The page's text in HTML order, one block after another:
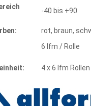
-40 bis +90
rot, braun,
6 lfm / Rolle
4 x 6 lfm